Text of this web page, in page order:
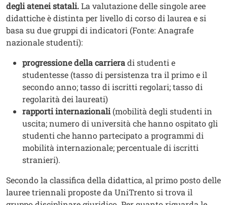
degli atenei statali.La valutazione delle singole aree
didattiche è distinta per livello di corso di laurea e si
basa su due gruppi di indicatori (Fonte: Anagrafe
nazionale studenti):
progressione della carrieradi studenti e
studentesse (tasso di persistenza tra il primo e il
secondo anno; tasso di iscritti regolari; tasso di
regolarità dei laureati)
rapporti internazionali(mobilità degli studenti in
uscita; numero di università che hanno ospitato gli
studenti che hanno partecipato a programmi di
mobilità internazionale; percentuale di iscritti
stranieri).
Secondo la classifica della didattica, al primo posto delle
lauree triennali proposte da UniTrento si trova il